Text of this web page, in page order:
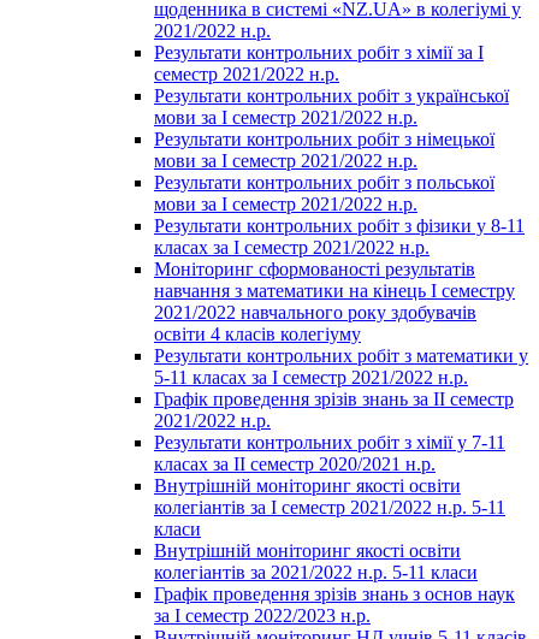
щоденника в системі «NZ.UA» в колегіумі у
2021/2022 н.р.
Результати контрольних робіт з хімії за І
семестр 2021/2022 н.р.
Результати контрольних робіт з української
мови за І семестр 2021/2022 н.р.
Результати контрольних робіт з німецької
мови за І семестр 2021/2022 н.р.
Результати контрольних робіт з польської
мови за І семестр 2021/2022 н.р.
Результати контрольних робіт з фізики у 8-11
класах за І семестр 2021/2022 н.р.
Моніторинг сформованості результатів
навчання з математики на кінець І семестру
2021/2022 навчального року здобувачів
освіти 4 класів колегіуму
Результати контрольних робіт з математики у
5-11 класах за І семестр 2021/2022 н.р.
Графік проведення зрізів знань за ІІ семестр
2021/2022 н.р.
Результати контрольних робіт з хімії у 7-11
класах за ІІ семестр 2020/2021 н.р.
Внутрішній моніторинг якості освіти
колегіантів за І семестр 2021/2022 н.р. 5-11
класи
Внутрішній моніторинг якості освіти
колегіантів за 2021/2022 н.р. 5-11 класи
Графік проведення зрізів знань з основ наук
за І семестр 2022/2023 н.р.